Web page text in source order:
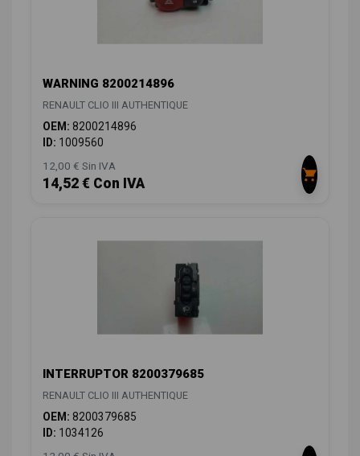
WARNING 8200214896
RENAULT CLIO III AUTHENTIQUE
OEM: 8200214896
ID: 1009560
12,00 € Sin IVA
14,52 € Con IVA
INTERRUPTOR 8200379685
RENAULT CLIO III AUTHENTIQUE
OEM: 8200379685
ID: 1034126